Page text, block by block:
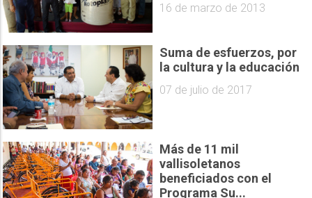
16 de marzo de 2013
Suma de esfuerzos, por
la cultura y la educación
07 de julio de 2017
Más de 11 mil
vallisoletanos
beneficiados con el
Programa Su...